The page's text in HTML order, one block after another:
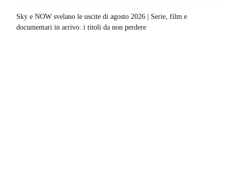
Sky e NOW svelano le uscite di agosto 2026 | Serie, film e
documentari in arrivo: i titoli da non perdere